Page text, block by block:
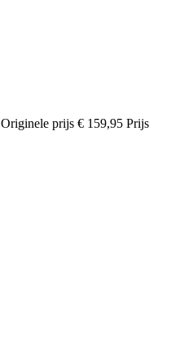
Originele prijs € 159,95 Prijs